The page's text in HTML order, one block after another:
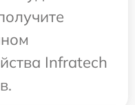
Infratech